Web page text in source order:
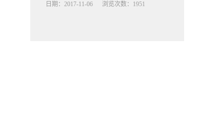
日期：2017-11-06 浏览次数：1951